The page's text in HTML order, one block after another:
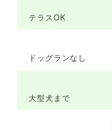
テラスOK
ドッグランなし
大型犬まで